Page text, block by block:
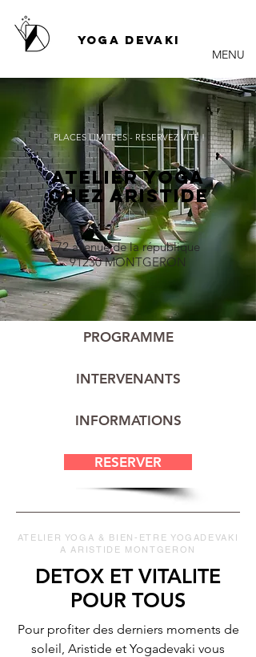
YOGA DEVAKI
MENU
PLACES LIMITEES - RESERVEZ VITE !
ATELIER YOGA
CHEZ ARISTIDE
72 avenue de la république
91230 MONTGERON
PROGRAMME
INTERVENANTS
INFORMATIONS
RESERVER
ATELIER YOGA & BIEN-ETRE YOGADEVAKI
A ARISTIDE MONTGERON
DETOX ET VITALITE
POUR TOUS
Pour profiter des derniers moments de
soleil, Aristide et Yogadevaki vous